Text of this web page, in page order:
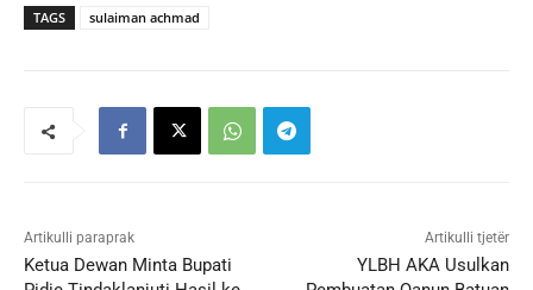
TAGS sulaiman achmad
Artikulli paraprak
Ketua Dewan Minta Bupati
Artikulli tjetër
YLBH AKA Usulkan